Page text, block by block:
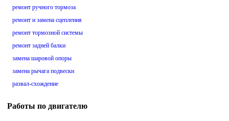
ремонт ручного тормоза
ремонт и замена сцепления
ремонт тормозной системы
ремонт задней балки
замена шаровой опоры
замена рычага подвески
развал-схождение
Работы по двигателю